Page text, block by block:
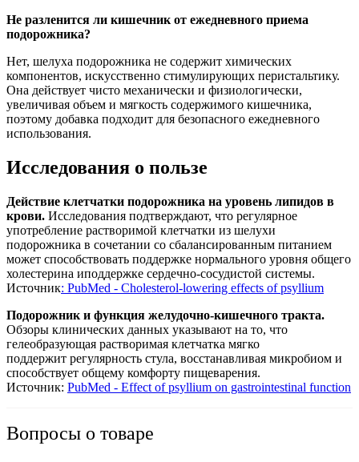
Не разленится ли кишечник от ежедневного приема
подорожника?
Нет, шелуха подорожника не содержит химических
компонентов, искусственно стимулирующих перистальтику.
Она действует чисто механически и физиологически,
увеличивая объем и мягкость содержимого кишечника,
поэтому добавка подходит для безопасного ежедневного
использования.
Исследования о пользе
Действие клетчатки подорожника на уровень липидов в
крови. Исследования подтверждают, что регулярное
употребление растворимой клетчатки из шелухи
подорожника в сочетании со сбалансированным питанием
может способствовать поддержке нормального уровня общего
холестерина иподдержке сердечно-сосудистой системы.
Источник: PubMed - Cholesterol-lowering effects of psyllium
Подорожник и функция желудочно-кишечного тракта.
Обзоры клинических данных указывают на то, что
гелеобразующая растворимая клетчатка мягко
поддержит регулярность стула, восстанавливая микробиом и
способствует общему комфорту пищеварения.
Источник: PubMed - Effect of psyllium on gastrointestinal function
Вопросы о товаре